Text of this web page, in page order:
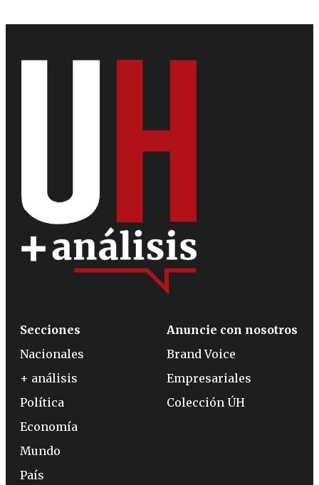
Secciones
Nacionales
+ análisis
Política
Economía
Mundo
País
Anuncie con nosotros
Brand Voice
Empresariales
Colección ÚH